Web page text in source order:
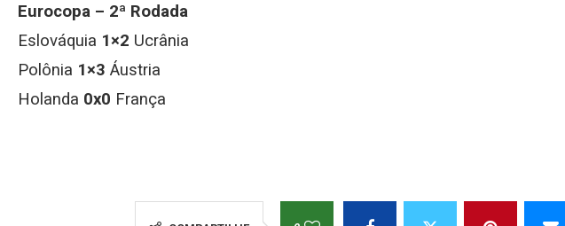
Eurocopa – 2ª Rodada
Eslováquia 1×2 Ucrânia
Polônia 1×3 Áustria
Holanda 0x0 França